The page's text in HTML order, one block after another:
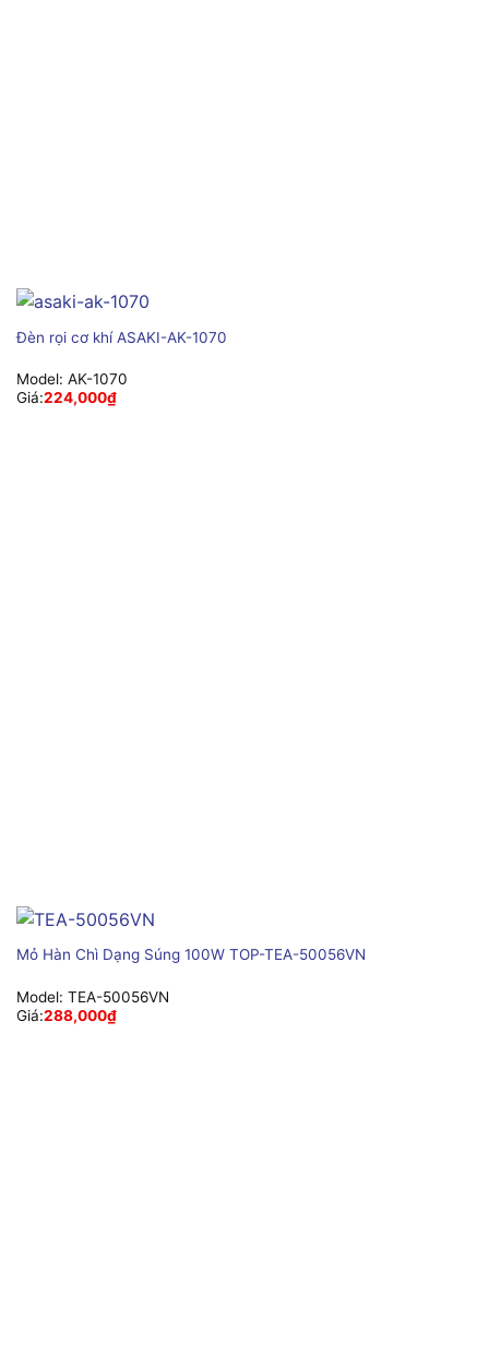
Đèn rọi cơ khí ASAKI-AK-1070
Model: AK-1070
Giá:224,000₫
Mỏ Hàn Chì Dạng Súng 100W TOP-TEA-50056VN
Model: TEA-50056VN
Giá:288,000₫